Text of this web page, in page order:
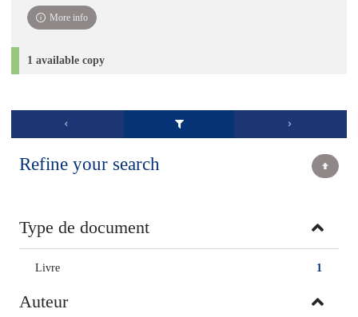
More info
1 available copy
Refine your search
Type de document
1
Livre
Auteur